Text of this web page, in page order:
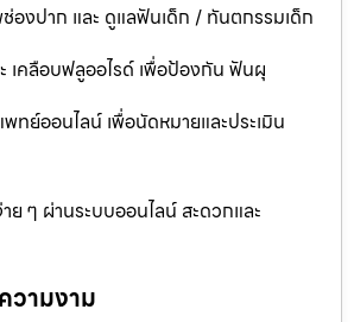
องปาก และ ดูแลฟันเด็ก / ทันตกรรมเด็ก
เคลือบฟลูออไรด์ เพื่อป้องกัน ฟันผุ
ทย์ออนไลน์ เพื่อนัดหมายและประเมิน
ๆ ผ่านระบบออนไลน์ สะดวกและ
วามงาม